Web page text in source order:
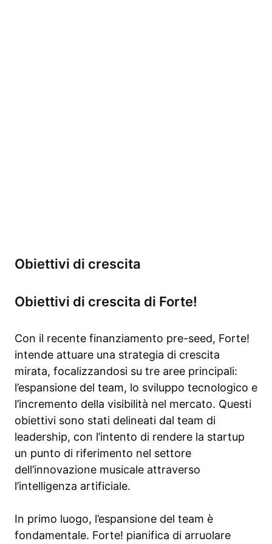
Obiettivi di crescita
Obiettivi di crescita di Forte!
Con il recente finanziamento pre-seed, Forte!
intende attuare una strategia di crescita
mirata, focalizzandosi su tre aree principali:
l’espansione del team, lo sviluppo tecnologico e
l’incremento della visibilità nel mercato. Questi
obiettivi sono stati delineati dal team di
leadership, con l’intento di rendere la startup
un punto di riferimento nel settore
dell’innovazione musicale attraverso
l’intelligenza artificiale.
In primo luogo, l’espansione del team è
fondamentale. Forte! pianifica di arruolare